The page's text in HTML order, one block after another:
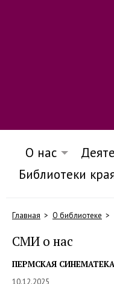
О нас
Библиотеки
Главная О библиотеке
СМИ о нас
ПЕРМСКАЯ СИНЕМАТЕКА
10.12.2025